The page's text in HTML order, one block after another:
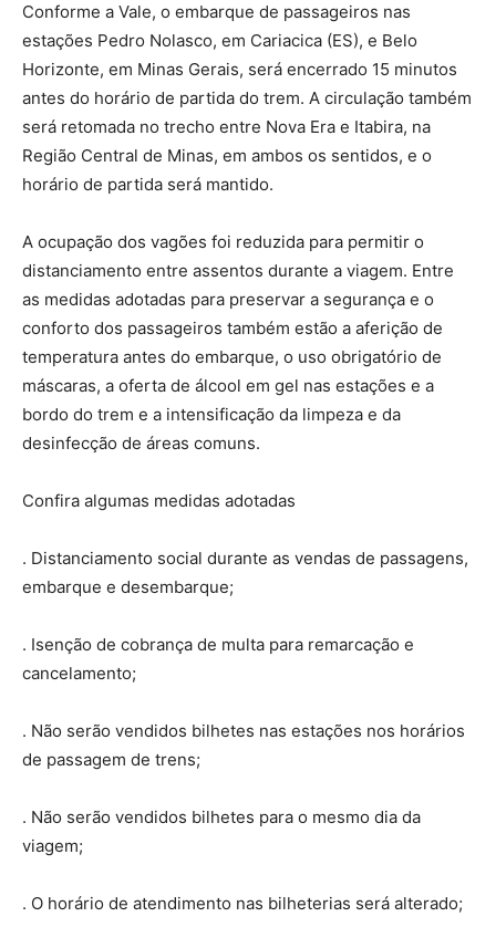
Conforme a Vale, o embarque de passageiros nas
estações Pedro Nolasco, em Cariacica (ES), e Belo
Horizonte, em Minas Gerais, será encerrado 15 minutos
antes do horário de partida do trem. A circulação também
será retomada no trecho entre Nova Era e Itabira, na
Região Central de Minas, em ambos os sentidos, e o
horário de partida será mantido.
A ocupação dos vagões foi reduzida para permitir o
distanciamento entre assentos durante a viagem. Entre
as medidas adotadas para preservar a segurança e o
conforto dos passageiros também estão a aferição de
temperatura antes do embarque, o uso obrigatório de
máscaras, a oferta de álcool em gel nas estações e a
bordo do trem e a intensificação da limpeza e da
desinfecção de áreas comuns.
Confira algumas medidas adotadas
. Distanciamento social durante as vendas de passagens,
embarque e desembarque;
. Isenção de cobrança de multa para remarcação e
cancelamento;
. Não serão vendidos bilhetes nas estações nos horários
de passagem de trens;
. Não serão vendidos bilhetes para o mesmo dia da
viagem;
. O horário de atendimento nas bilheterias será alterado;